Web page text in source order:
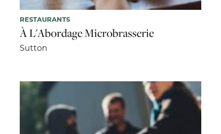
RESTAURANTS
À L'Abordage Microbrasserie
Sutton